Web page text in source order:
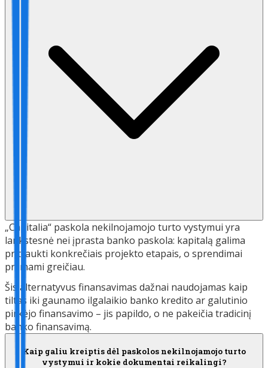
„Capitalia“ paskola nekilnojamojo turto vystymui yra
lankstesnė nei įprasta banko paskola: kapitalą galima
pritraukti konkrečiais projekto etapais, o sprendimai
priimami greičiau.
Šis alternatyvus finansavimas dažnai naudojamas kaip
tiltas iki gaunamo ilgalaikio banko kredito ar galutinio
pirkėjo finansavimo – jis papildo, o ne pakeičia tradicinį
banko finansavimą.
Kaip galiu kreiptis dėl paskolos nekilnojamojo turto
vystymui ir kokie dokumentai reikalingi?